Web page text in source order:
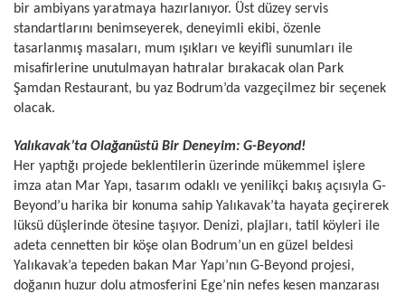
bir ambiyans yaratmaya hazırlanıyor. Üst düzey servis
standartlarını benimseyerek, deneyimli ekibi, özenle
tasarlanmış masaları, mum ışıkları ve keyifli sunumları ile
misafirlerine unutulmayan hatıralar bırakacak olan Park
Şamdan Restaurant, bu yaz Bodrum’da vazgeçilmez bir seçenek
olacak.
Yalıkavak’ta Olağanüstü Bir Deneyim: G-Beyond!
Her yaptığı projede beklentilerin üzerinde mükemmel işlere
imza atan Mar Yapı, tasarım odaklı ve yenilikçi bakış açısıyla G-
Beyond’u harika bir konuma sahip Yalıkavak’ta hayata geçirerek
lüksü düşlerinde ötesine taşıyor. Denizi, plajları, tatil köyleri ile
adeta cennetten bir köşe olan Bodrum’un en güzel beldesi
Yalıkavak’a tepeden bakan Mar Yapı’nın G-Beyond projesi,
doğanın huzur dolu atmosferini Ege’nin nefes kesen manzarası